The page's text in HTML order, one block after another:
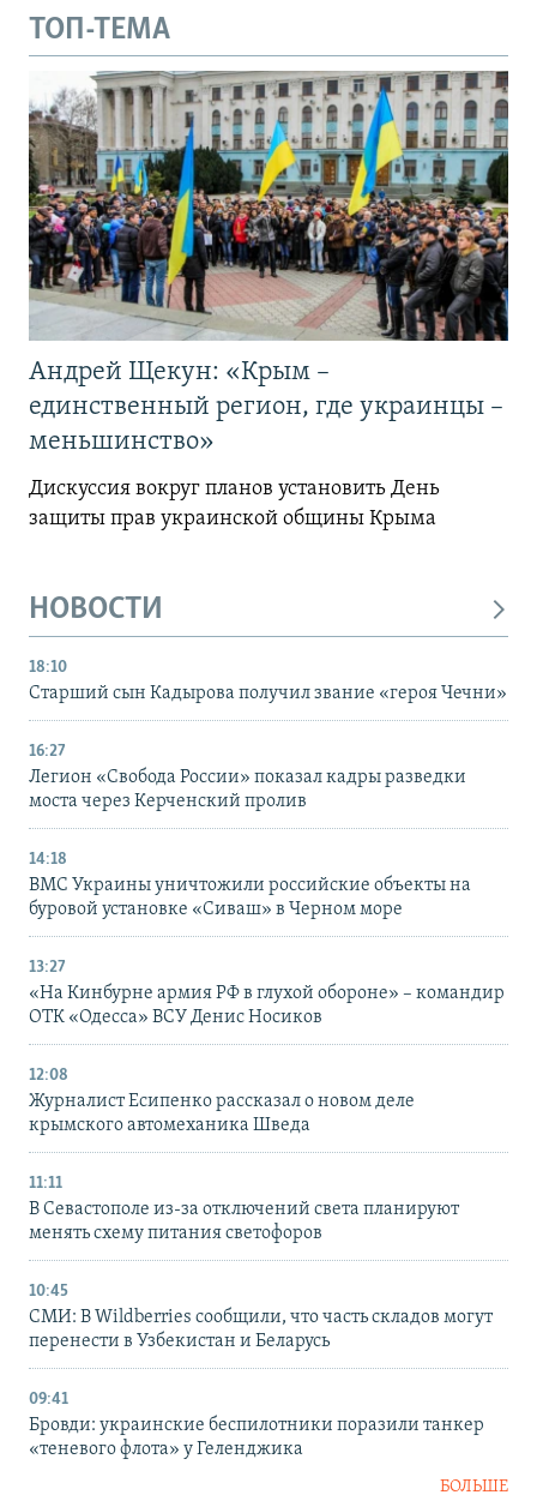
ТОП-ТЕМА
Андрей Щекун: «Крым –
единственный регион, где украинцы –
меньшинство»
Дискуссия вокруг планов установить День
защиты прав украинской общины Крыма
НОВОСТИ
18:10
Старший сын Кадырова получил звание «героя Чечни»
16:27
Легион «Свобода России» показал кадры разведки
моста через Керченский пролив
14:18
ВМС Украины уничтожили российские объекты на
буровой установке «Сиваш» в Черном море
13:27
«На Кинбурне армия РФ в глухой обороне» – командир
ОТК «Одесса» ВСУ Денис Носиков
12:08
Журналист Есипенко рассказал о новом деле
крымского автомеханика Шведа
11:11
В Севастополе из-за отключений света планируют
менять схему питания светофоров
10:45
СМИ: В Wildberries сообщили, что часть складов могут
перенести в Узбекистан и Беларусь
09:41
Бровди: украинские беспилотники поразили танкер
«теневого флота» у Геленджика
БОЛЬШЕ